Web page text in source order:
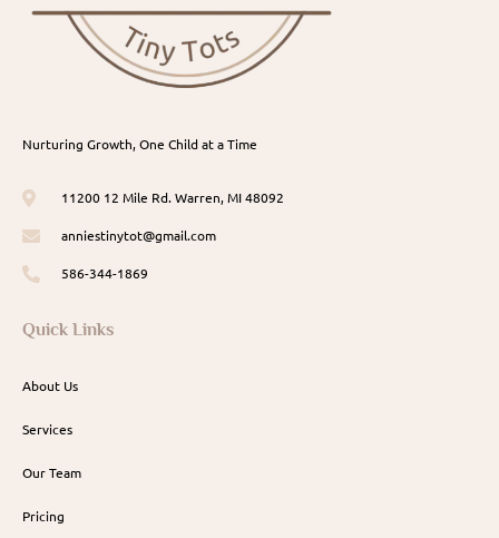
Nurturing Growth, One Child at a Time
11200 12 Mile Rd. Warren, MI 48092
anniestinytot@gmail.com
586-344-1869
Quick Links
About Us
Services
Our Team
Pricing